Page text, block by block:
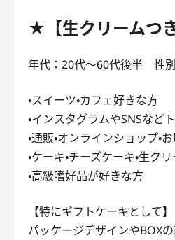
★【生クリームつ
年代：20代〜60代後半 性
・スイーツ・カフェ好きな方
・インスタグラムやSNSなど
・通販・オンラインショップ
・ケーキ・チーズケーキ・生
・高級嗜好品が好きな方
【特にギフトケーキとして】
パッケージデザインやBOX